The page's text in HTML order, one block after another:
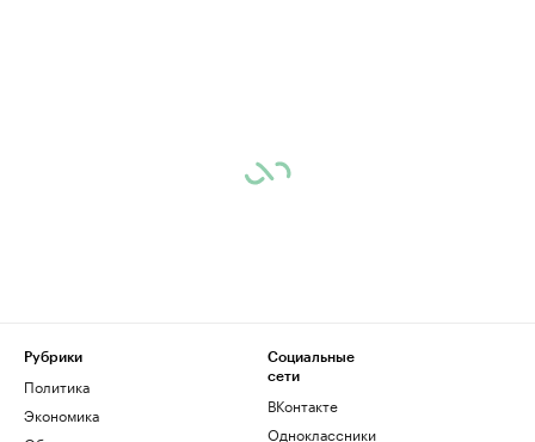
Рубрики
Политика
Экономика
Социальные
сети
ВКонтакте
Одноклассники